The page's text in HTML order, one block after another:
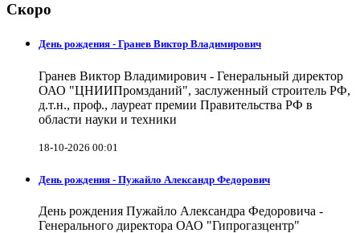
Скоро
День рождения - Гранев Виктор Владимирович
Гранев Виктор Владимирович - Генеральный директор
ОАО "ЦНИИПромзданий", заслуженный строитель РФ,
д.т.н., проф., лауреат премии Правительства РФ в
области науки и техники
18-10-2026 00:01
День рождения - Пужайло Александр Федорович
День рождения Пужайло Александра Федоровича -
Генерального директора ОАО "Гипрогазцентр"